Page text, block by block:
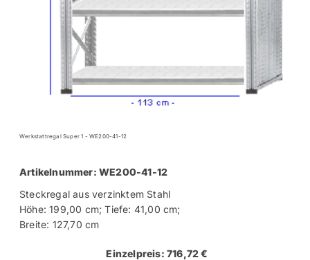
Werkstattregal Super 1 - WE200-41-12
Artikelnummer: WE200-41-12
Steckregal aus verzinktem Stahl
Höhe: 199,00 cm; Tiefe: 41,00 cm;
Breite: 127,70 cm
Einzelpreis: 716,72 €